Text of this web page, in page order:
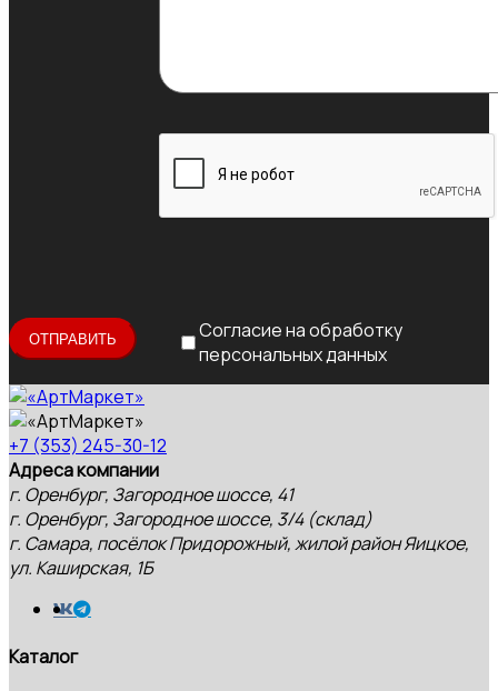
Согласие на обработку
персональных данных
+7 (353) 245-30-12
Адреса компании
г. Оренбург, Загородное шоссе, 41
г. Оренбург, Загородное шоссе, 3/4 (склад)
г. Самара, посёлок Придорожный, жилой район Яицкое,
ул. Каширская, 1Б
Каталог